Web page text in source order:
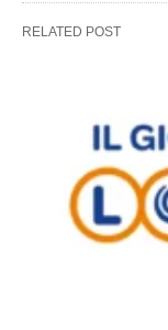
RELATED POST